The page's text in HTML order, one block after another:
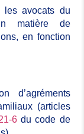
les avocats du
matière de
en fonction
d’agréments
(articles
6du code de